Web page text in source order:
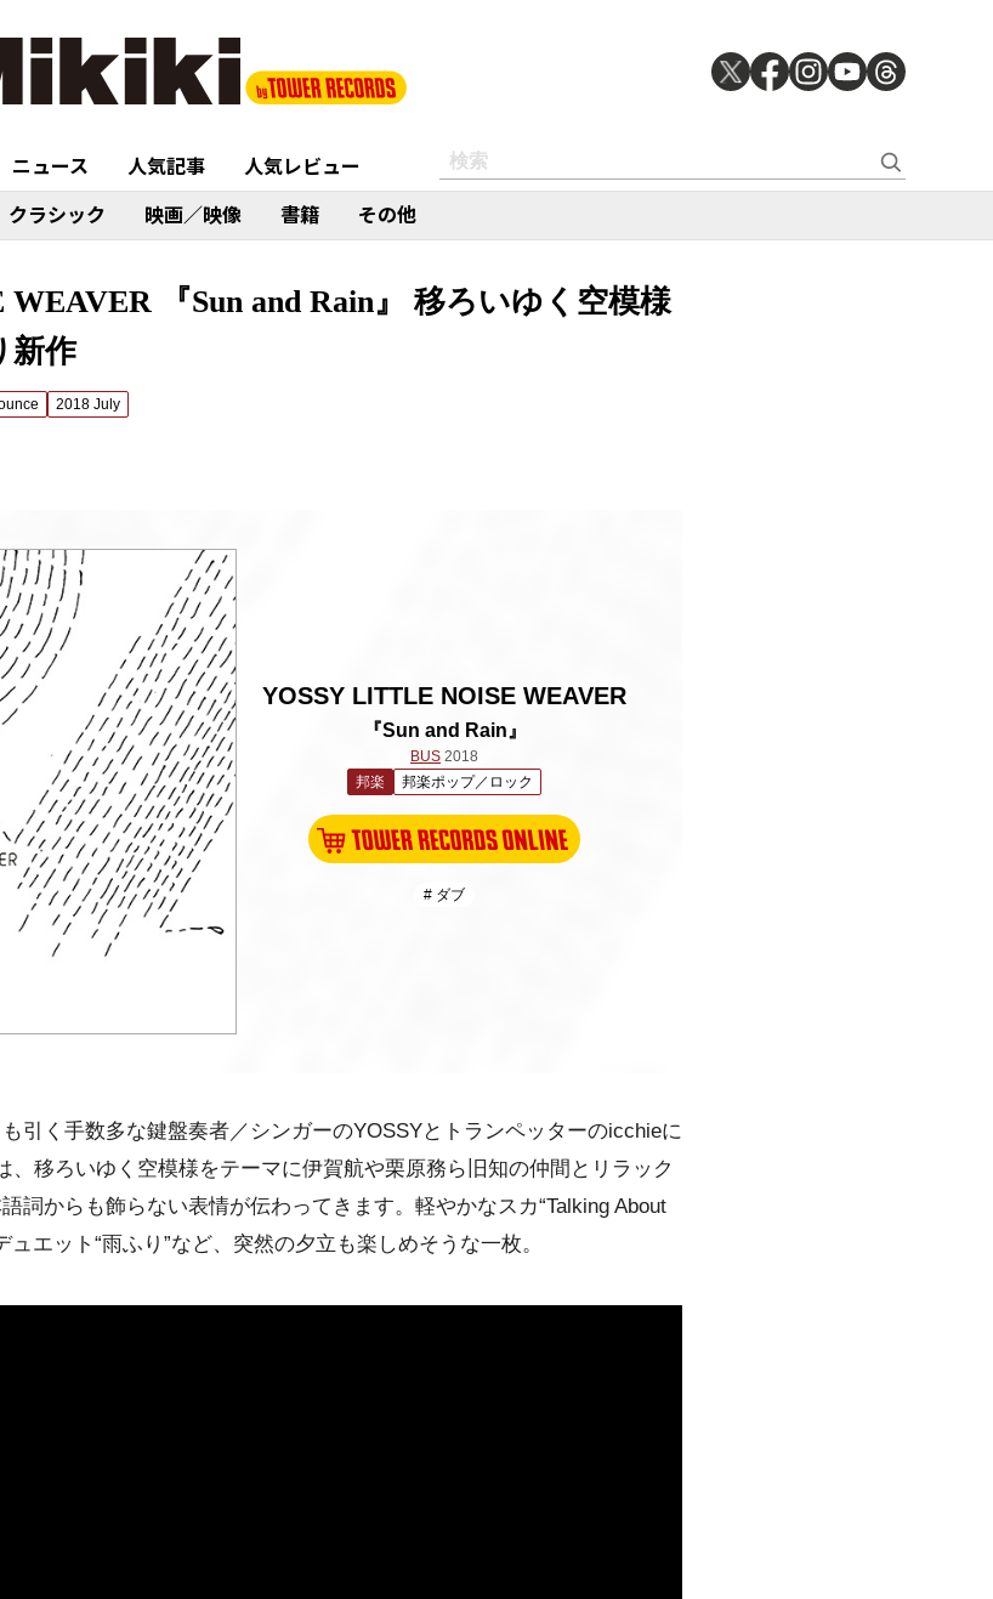
ニュース 人気記事
人気レビュー
クラシック 映画／映像 書籍 その他
『Sun and Rain』 移ろいゆく空模様
新作
2018 July
YOSSY LITTLE NOISE WEAVER
『Sun and Rain』
BUS 2018
邦楽
邦楽ポップ／ロック
# ダブ
引く手数多な鍵盤奏者／シンガーのYOSSYとトランペッターのicchieに
、移ろいゆく空模様をテーマに伊賀航や栗原務ら旧知の仲間とリラック
詞からも飾らない表情が伝わってきます。軽やかなスカ“Talking About
エット“雨ふり”など、突然の夕立も楽しめそうな一枚。